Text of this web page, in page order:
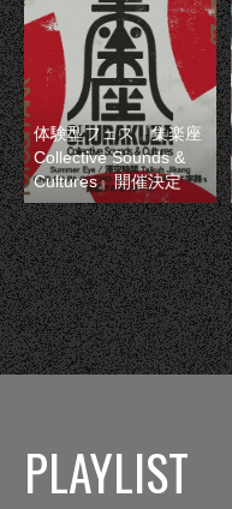
体験型フェス『集楽座
Collective Sounds &
Cultures』開催決定
PLAYLIST